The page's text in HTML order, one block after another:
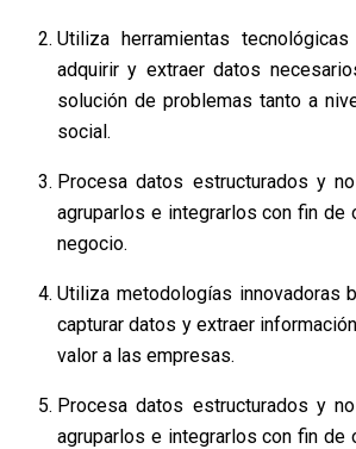
Utiliza herramientas
adquirir y extraer datos
solución de problemas tanto a
social.
Procesa datos estructurados y
agruparlos e integrarlos con fin de
negocio.
Utiliza metodologías innovadoras
capturar datos y extraer
valor a las empresas.
Procesa datos estructurados y
agruparlos e integrarlos con fin de